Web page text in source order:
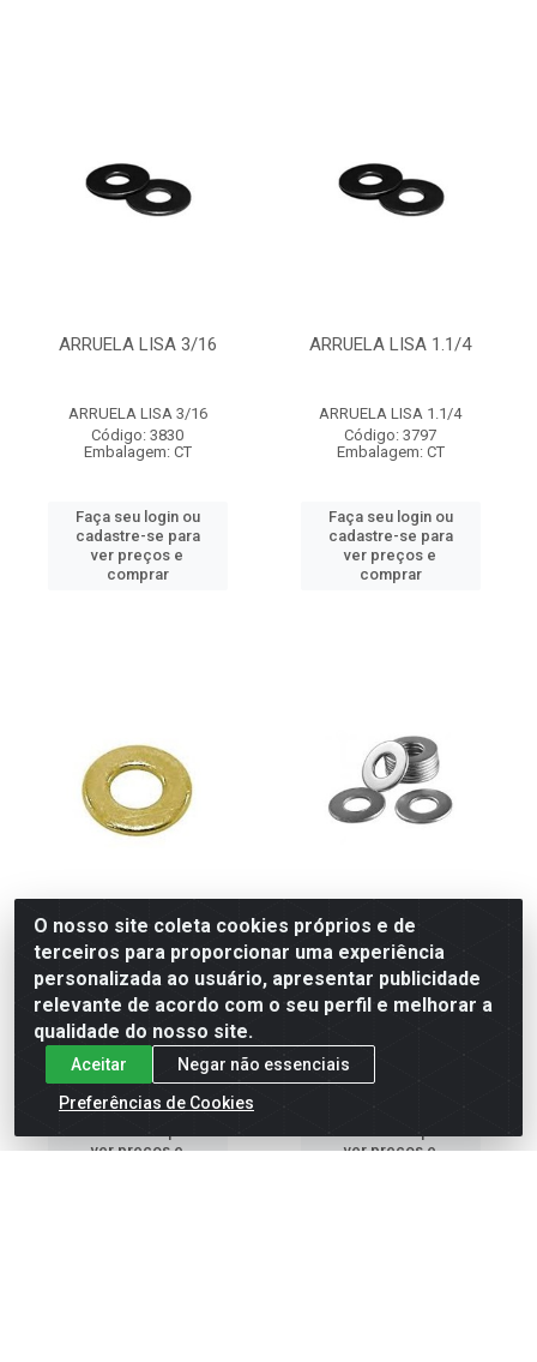
ARRUELA LISA 3/16
ARRUELA LISA 3/16
Código: 3830
Embalagem: CT
Faça seu login ou
cadastre-se para
ver preços e
comprar
ARRUELA LISA 1.1/4
ARRUELA LISA 1.1/4
Código: 3797
Embalagem: CT
Faça seu login ou
cadastre-se para
ver preços e
comprar
ARRUELA LISA 1/4 ZAM
ARRUELA LISA 1/4 ZAM
Código: 3805
Embalagem: CT
Faça seu login ou
ver preços e
ARRUELA LISA INOX 16MM
(IMP)
ARRUELA LISA INOX 16MM (IMP)
Embalagem: CT
ver preços e
O nosso site coleta cookies próprios e de
terceiros para proporcionar uma experiência
personalizada ao usuário, apresentar publicidade
relevante de acordo com o seu perfil e melhorar a
qualidade do nosso site.
Aceitar
Negar não essenciais
Preferências de Cookies